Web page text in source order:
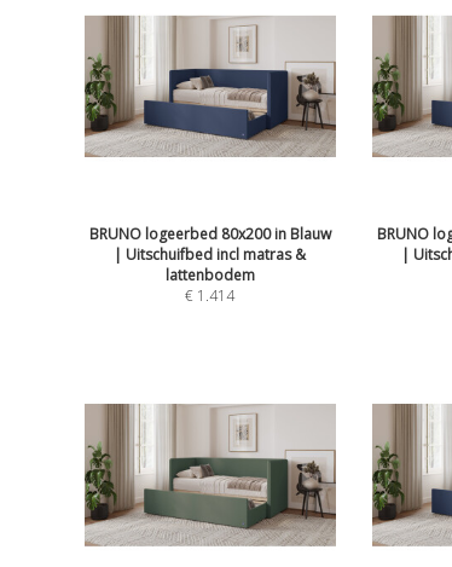
BRUNO logeerbed 80x200 in Blauw
| Uitschuifbed incl matras &
lattenbodem
€ 1.414
BRUNO
|